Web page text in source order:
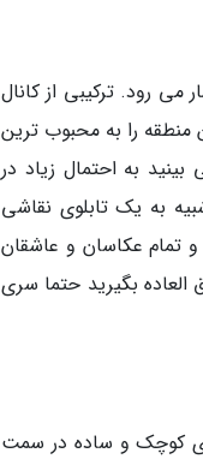
رود. ترکیبی از کانال
را به محبوب ترین
به احتمال زیاد در
به یک تابلوی نقاشی
تمام عکاسان و عاشقان
بگیرید حتما سری
کوچک و ساده در سمت